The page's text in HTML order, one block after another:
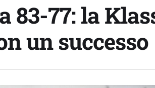
83-77: la
un successo